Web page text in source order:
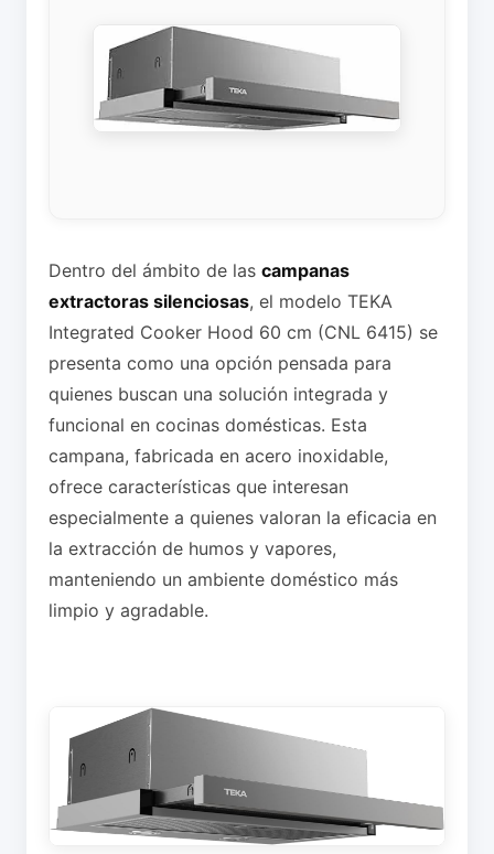
Dentro del ámbito de las campanas
extractoras silenciosas, el modelo TEKA
Integrated Cooker Hood 60 cm (CNL 6415) se
presenta como una opción pensada para
quienes buscan una solución integrada y
funcional en cocinas domésticas. Esta
campana, fabricada en acero inoxidable,
ofrece características que interesan
especialmente a quienes valoran la eficacia en
la extracción de humos y vapores,
manteniendo un ambiente doméstico más
limpio y agradable.